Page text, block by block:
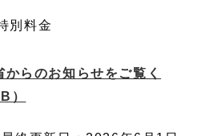
らのお知らせをご覧く
）